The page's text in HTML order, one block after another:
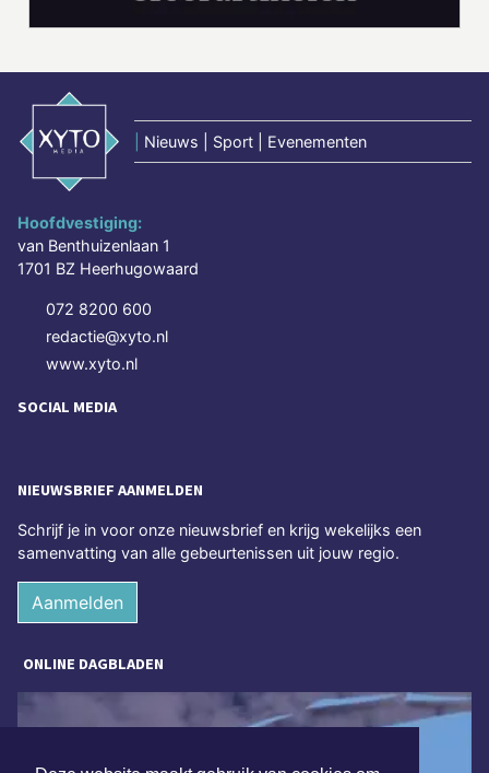
Nieuws | Sport | Evenementen
Hoofdvestiging:
van Benthuizenlaan 1
1701 BZ Heerhugowaard
072 8200 600
redactie@xyto.nl
www.xyto.nl
SOCIAL MEDIA
NIEUWSBRIEF AANMELDEN
Schrijf je in voor onze nieuwsbrief en krijg wekelijks een
samenvatting van alle gebeurtenissen uit jouw regio.
Aanmelden
ONLINE DAGBLADEN